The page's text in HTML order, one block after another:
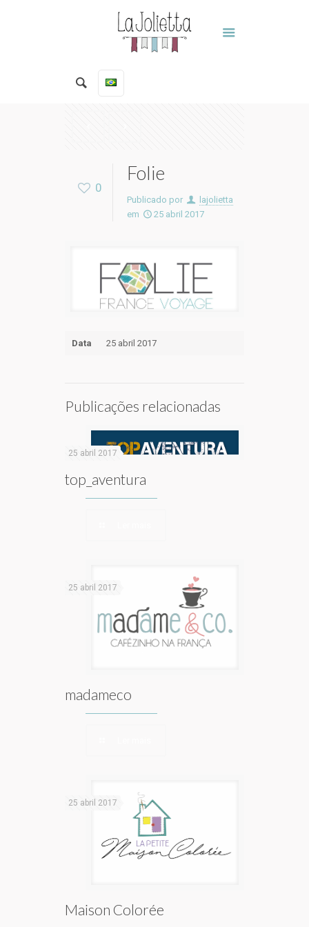
0
Folie
Publicado por
lajolietta
em
25 abril 2017
Data 25 abril 2017
Publicações relacionadas
25 abril 2017
top_aventura
25 abril 2017
madameco
25 abril 2017
Maison Colorée